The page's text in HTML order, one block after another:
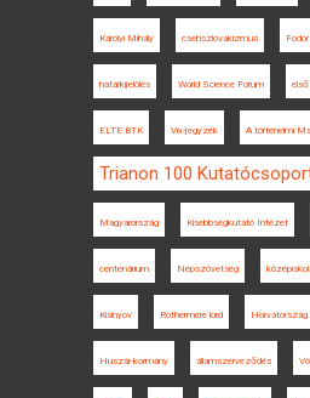
Károlyi Mihály csehszlovakizmus
határkijelölés World Science Forum első
ELTE BTK Vix-jegyzék A történelmi
Trianon 100
Magyarország Kisebbségkutató Intézet
centenárium Népszövetség
Kisinyov Rothermere lord Horvátország
Huszár-kormány államszerveződés